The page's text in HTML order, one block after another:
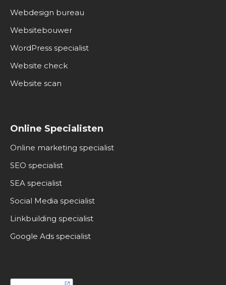
Webdesign bureau
Websitebouwer
WordPress specialist
Website check
Website scan
Online Specialisten
Online marketing specialist
SEO specialist
SEA specialist
Social Media specialist
Linkbuilding specialist
Google Ads specialist